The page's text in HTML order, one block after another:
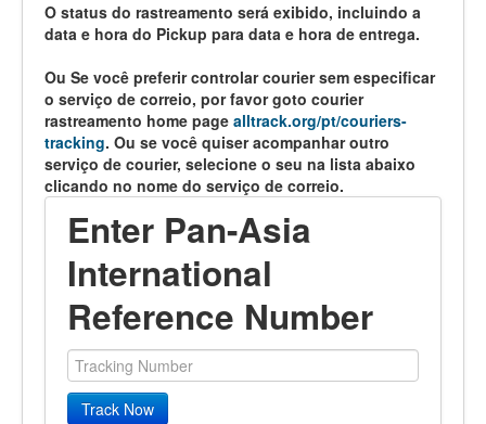
O status do rastreamento será exibido, incluindo a
data e hora do Pickup para data e hora de entrega.
Ou Se você preferir controlar courier sem especificar
o serviço de correio, por favor goto courier
rastreamento home page alltrack.org/pt/couriers-
tracking. Ou se você quiser acompanhar outro
serviço de courier, selecione o seu na lista abaixo
clicando no nome do serviço de correio.
Enter Pan-Asia
International
Reference Number
Track Now